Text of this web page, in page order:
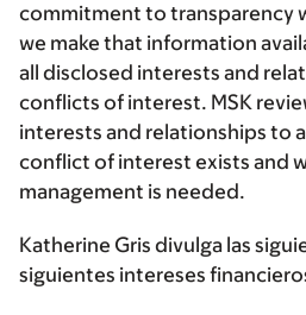
commitment to transparency
we make that information
all disclosed interests and
conflicts of interest. MSK
interests and relationships to
conflict of interest exists and
management is needed.
Katherine Gris divulga las
siguientes intereses